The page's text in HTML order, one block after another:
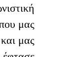
μας
μας